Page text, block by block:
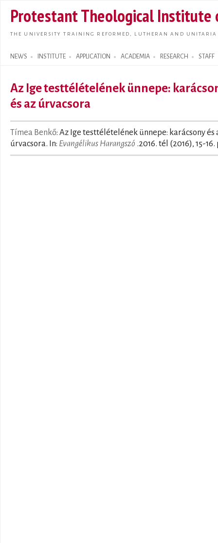
main
Protestant Theological Institute
THE UNIVERSITY TRAINING REFORMED, LUTHERAN AND
NEWS INSTITUTE APPLICATION ACADEMIA RESEARCH STAFF
Search form
Az Ige testtélételének ünnepe:
és az úrvacsora
Tímea Benkő: Az Ige testtélételének ünnepe: karácsony és
úrvacsora. In: Evangélikus Harangszó .2016. tél (2016), 15-16.